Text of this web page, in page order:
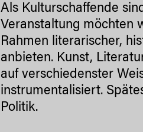
Als Kulturschaffende
Veranstaltung möchten
Rahmen literarischer,
anbieten. Kunst,
auf verschiedenster
instrumentalisiert.
Politik.